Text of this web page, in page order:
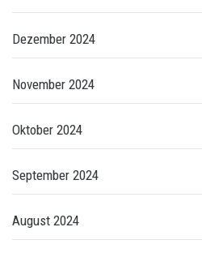
Dezember 2024
November 2024
Oktober 2024
September 2024
August 2024